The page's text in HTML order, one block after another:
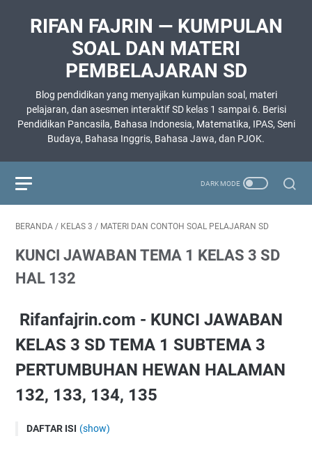
RIFAN FAJRIN — KUMPULAN
SOAL DAN MATERI
PEMBELAJARAN SD
Blog pendidikan yang menyajikan kumpulan soal, materi
pelajaran, dan asesmen interaktif SD kelas 1 sampai 6. Berisi
Pendidikan Pancasila, Bahasa Indonesia, Matematika, IPAS, Seni
Budaya, Bahasa Inggris, Bahasa Jawa, dan PJOK.
BERANDA / KELAS 3 / MATERI DAN CONTOH SOAL PELAJARAN SD
KUNCI JAWABAN TEMA 1 KELAS 3 SD
HAL 132
Rifanfajrin.com - KUNCI JAWABAN
KELAS 3 SD TEMA 1 SUBTEMA 3
PERTUMBUHAN HEWAN HALAMAN
132, 133, 134, 135
DAFTAR ISI (show)